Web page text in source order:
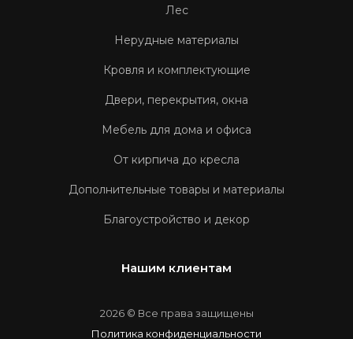
Лес
Нерудные материалы
Кровля и комплектующие
Двери, перекрытия, окна
Мебель для дома и офиса
От кирпича до кресла
Дополнительные товары и материалы
Благоустройство и декор
Нашим клиентам
2026 © Все права защищены
Политика конфиденциальности